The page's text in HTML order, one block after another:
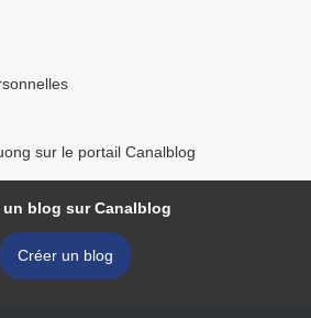
sur le portail Canalblog
un blog sur Canalblog
Créer un blog